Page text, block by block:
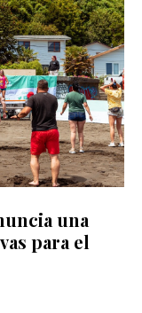
una
para el